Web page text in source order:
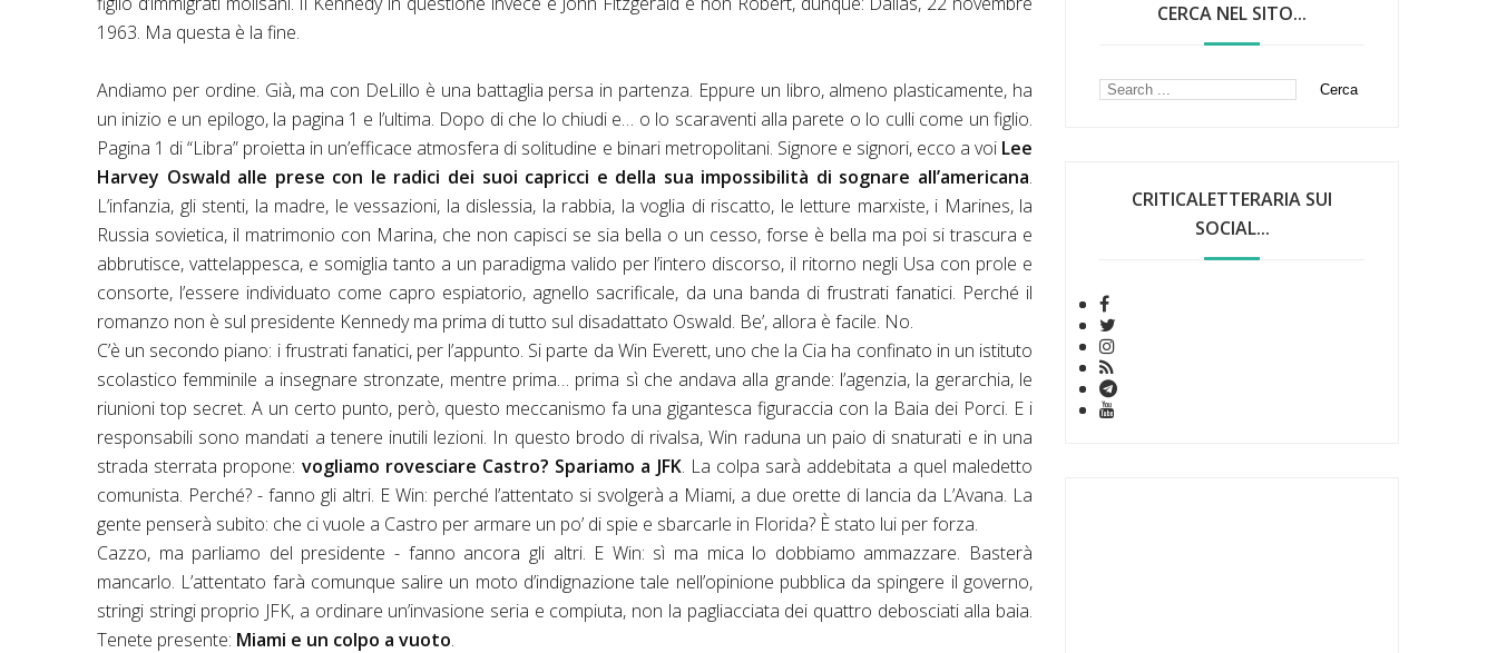
1963. Ma questa è la fine.
Andiamo per ordine. Già, ma con DeLillo è una battaglia persa in partenza. Eppure un libro, almeno plasticamente, ha
un inizio e un epilogo, la pagina 1 e l’ultima. Dopo di che lo chiudi e… o lo scaraventi alla parete o lo culli come un figlio.
Pagina 1 di “Libra” proietta in un’efficace atmosfera di solitudine e binari metropolitani. Signore e signori, ecco a voi Lee
Harvey Oswald alle prese con le radici dei suoi capricci e della sua impossibilità di sognare all’americana.
L’infanzia, gli stenti, la madre, le vessazioni, la dislessia, la rabbia, la voglia di riscatto, le letture marxiste, i Marines, la
Russia sovietica, il matrimonio con Marina, che non capisci se sia bella o un cesso, forse è bella ma poi si trascura e
abbrutisce, vattelappesca, e somiglia tanto a un paradigma valido per l’intero discorso, il ritorno negli Usa con prole e
consorte, l’essere individuato come capro espiatorio, agnello sacrificale, da una banda di frustrati fanatici. Perché il
romanzo non è sul presidente Kennedy ma prima di tutto sul disadattato Oswald. Be’, allora è facile. No.
C’è un secondo piano: i frustrati fanatici, per l’appunto. Si parte da Win Everett, uno che la Cia ha confinato in un istituto
scolastico femminile a insegnare stronzate, mentre prima… prima sì che andava alla grande: l’agenzia, la gerarchia, le
riunioni top secret. A un certo punto, però, questo meccanismo fa una gigantesca figuraccia con la Baia dei Porci. E i
responsabili sono mandati a tenere inutili lezioni. In questo brodo di rivalsa, Win raduna un paio di snaturati e in una
strada sterrata propone: vogliamo rovesciare Castro? Spariamo a JFK. La colpa sarà addebitata a quel maledetto
comunista. Perché? - fanno gli altri. E Win: perché l’attentato si svolgerà a Miami, a due orette di lancia da L’Avana. La
gente penserà subito: che ci vuole a Castro per armare un po’ di spie e sbarcarle in Florida? È stato lui per forza.
Cazzo, ma parliamo del presidente - fanno ancora gli altri. E Win: sì ma mica lo dobbiamo ammazzare. Basterà
mancarlo. L’attentato farà comunque salire un moto d’indignazione tale nell’opinione pubblica da spingere il governo,
stringi stringi proprio JFK, a ordinare un’invasione seria e compiuta, non la pagliacciata dei quattro debosciati alla baia.
Tenete presente: Miami e un colpo a vuoto.
CERCA NEL SITO...
CRITICALETTERARIA SUI
SOCIAL...